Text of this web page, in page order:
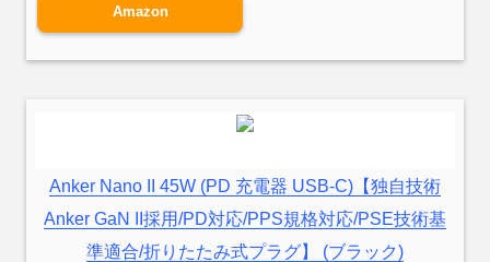
Amazon
Anker Nano II 45W (PD 充電器 USB-C)【独自技術
Anker GaN II採用/PD対応/PPS規格対応/PSE技術基
準適合/折りたたみ式プラグ】 (ブラック)